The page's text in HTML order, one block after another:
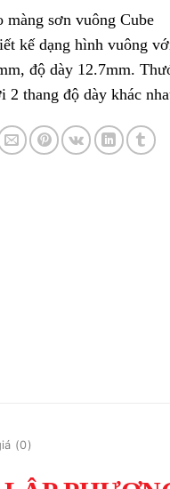
màng sơn vuông Cube
kế dạng hình vuông
độ dày 12.7mm.
2 thang độ dày khác
(0)